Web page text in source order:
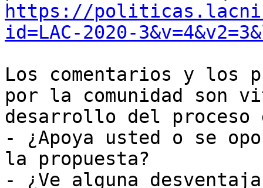
https://
id=LAC-2020-
Los comentarios y los
por la comunidad son
desarrollo del proceso
- ¿Apoya usted o se
la propuesta?
- ¿Ve alguna